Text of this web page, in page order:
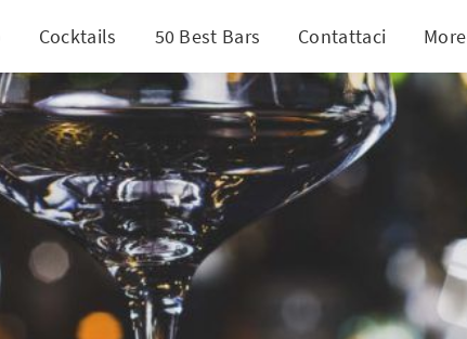
Cocktails 50 Best Bars Contattaci More